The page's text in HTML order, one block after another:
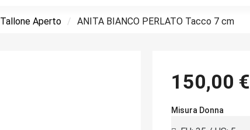
Tallone Aperto ANITA BIANCO PERLATO Tacco 7 cm
150,00 €
Misura Donna